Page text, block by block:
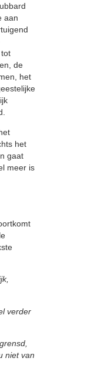
aan
de
het
het
gaat
meer is
verder
niet van